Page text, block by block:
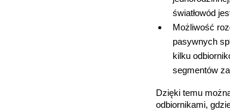
światłowód
Możliwość
pasywnych
kilku
segmentów
Dzięki temu
odbiornikami,